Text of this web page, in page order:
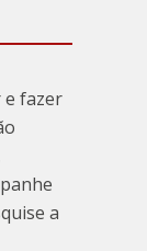
e fazer
a